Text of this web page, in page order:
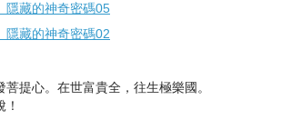
隱藏的神奇密碼05
隱藏的神奇密碼02
提心。在世富貴全，往生極樂國。